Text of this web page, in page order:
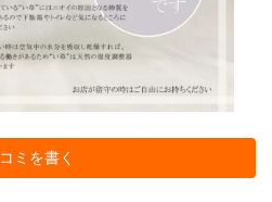
ミを書く